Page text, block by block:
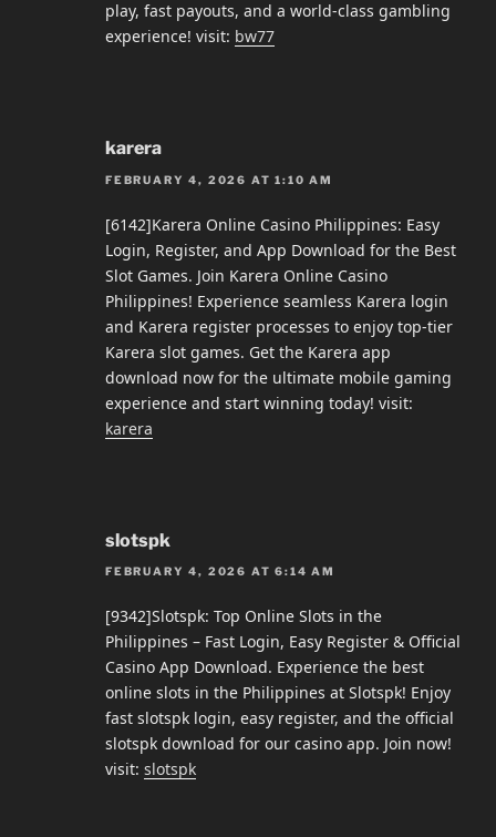
play, fast payouts, and a world-class gambling
experience! visit: bw77
karera
FEBRUARY 4, 2026 AT 1:10 AM
[6142]Karera Online Casino Philippines: Easy
Login, Register, and App Download for the Best
Slot Games. Join Karera Online Casino
Philippines! Experience seamless Karera login
and Karera register processes to enjoy top-tier
Karera slot games. Get the Karera app
download now for the ultimate mobile gaming
experience and start winning today! visit:
karera
slotspk
FEBRUARY 4, 2026 AT 6:14 AM
[9342]Slotspk: Top Online Slots in the
Philippines – Fast Login, Easy Register & Official
Casino App Download. Experience the best
online slots in the Philippines at Slotspk! Enjoy
fast slotspk login, easy register, and the official
slotspk download for our casino app. Join now!
visit: slotspk